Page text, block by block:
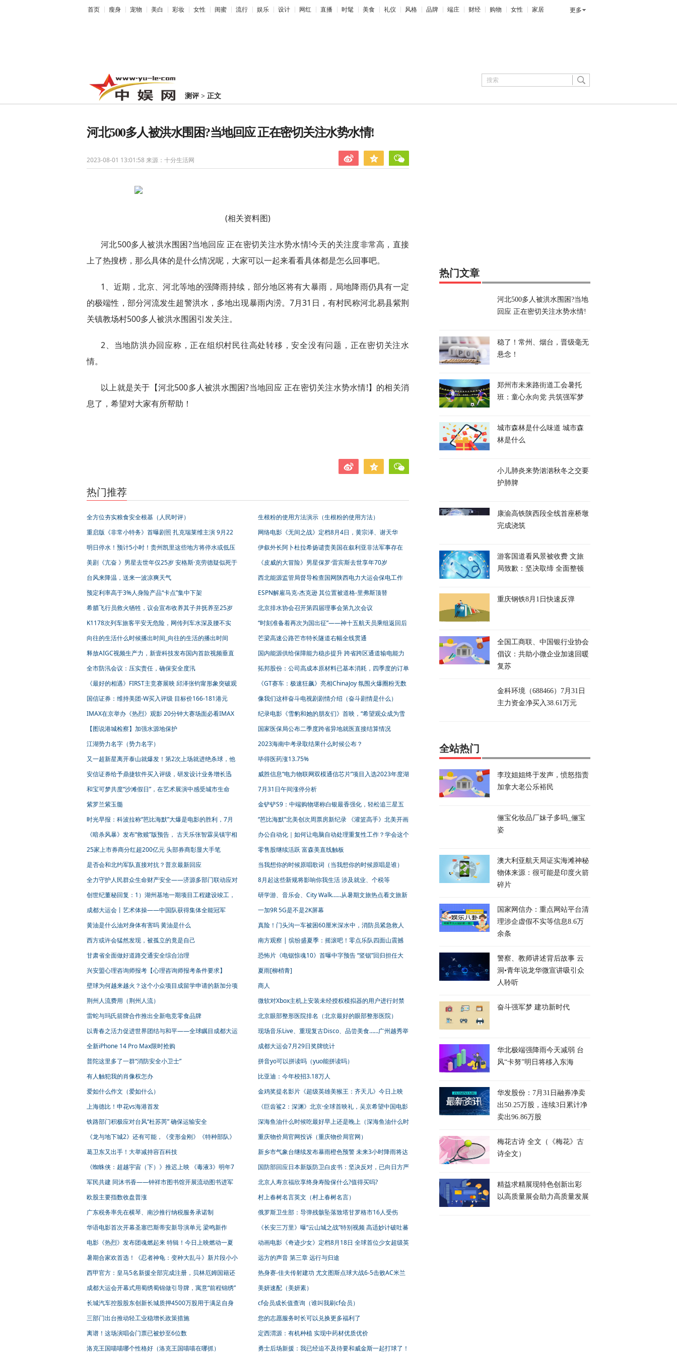
首页 瘦身 宠物 美白 彩妆 女性 闺蜜 流行 娱乐 设计 网红 直播 时髦 美食 礼仪 风格 品牌 端庄 财经 购物 女性 家居 更多
测评> 正文
河北500多人被洪水围困?当地回应 正在密切关注水势水情!
2023-08-01 13:01:58 来源：十分生活网
(相关资料图)
河北500多人被洪水围困?当地回应 正在密切关注水势水情!今天的关注度非常高，直接
上了热搜榜，那么具体的是什么情况呢，大家可以一起来看看具体都是怎么回事吧。
1、近期，北京、河北等地的强降雨持续，部分地区将有大暴雨，局地降雨仍具有一定
的极端性，部分河流发生超警洪水，多地出现暴雨内涝。7月31日，有村民称河北易县紫荆
关镇教场村500多人被洪水围困引发关注。
2、当地防洪办回应称，正在组织村民往高处转移，安全没有问题，正在密切关注水
情。
以上就是关于【河北500多人被洪水围困?当地回应 正在密切关注水势水情!】的相关消
息了，希望对大家有所帮助！
热门推荐
全方位夯实粮食安全根基（人民时评）
生根粉的使用方法演示（生根粉的使用方法）
重启版《非常小特务》首曝剧照 扎克瑞莱维主演 9月22
网络电影《无间之战》定档8月4日，黄宗泽、谢天华
明日停水！预计5小时！贵州凯里这些地方将停水或低压
伊叙外长阿卜杜拉希扬谴责美国在叙利亚非法军事存在
美剧《亢奋 》男星去世年仅25岁 安格斯·克劳德疑似死于
《皮威的大冒险》男星保罗·雷宾斯去世享年70岁
台风来降温，送来一波凉爽天气
西北能源监管局督导检查国网陕西电力大运会保电工作
预定利率高于3%人身险产品“卡点”集中下架
ESPN解雇马克-杰克逊 其位置被道格-里弗斯顶替
希腊飞行员救火牺牲，议会宣布收养其子并抚养至25岁
北京排水协会召开第四届理事会第九次会议
K1178次列车旅客平安无危险，网传列车水深及腰不实
“时刻准备着再次为国出征”——神十五航天员乘组返回后
向往的生活什么时候播出时间_向往的生活的播出时间
芒梁高速公路芒市特长隧道右幅全线贯通
释放AIGC视频生产力，新壹科技发布国内首款视频垂直
国内能源供给保障能力稳步提升 跨省跨区通道输电能力
全市防汛会议：压实责任，确保安全度汛
拓邦股份：公司高成本原材料已基本消耗，四季度的订单
《最好的相遇》FIRST主竞赛展映 邱泽张钧甯形象突破观
《GT赛车：极速狂飙》亮相ChinaJoy 氛围火爆圈粉无数
国信证券：维持美团-W买入评级 目标价166-181港元
像我们这样奋斗电视剧剧情介绍（奋斗剧情是什么）
IMAX在京举办《热烈》观影 20分钟大赛场面必看IMAX
纪录电影《雪豹和她的朋友们》首映，“希望观众成为雪
【图说港城检察】加强水源地保护
国家医保局公布二季度跨省异地就医直接结算情况
江湖势力名字（势力名字）
2023海南中考录取结果什么时候公布？
又一超新星离开泰山就爆发！第2次上场就进绝杀球，他
毕得医药涨13.75%
安信证券给予鼎捷软件买入评级，研发设计业务增长迅
威胜信息“电力物联网双模通信芯片”项目入选2023年度湖
和宝可梦共度“沙滩假日”，在艺术展演中感受城市生命
7月31日午间涨停分析
紫罗兰紫玉髓
金铲铲S9：中端购物堪称白银最香强化，轻松追三星五
时光早报：科波拉称“芭比海默”大爆是电影的胜利，7月
“芭比海默”北美创次周票房新纪录 《灌篮高手》北美开画
《暗杀风暴》发布“救赎”版预告， 古天乐张智霖吴镇宇相
办公自动化｜如何让电脑自动处理重复性工作？学会这个
25家上市券商分红超200亿元 头部券商彰显大手笔
零售股继续活跃 富森美直线触板
是否会和北约军队直接对抗？普京最新回应
当我想你的时候原唱歌词（当我想你的时候原唱是谁）
全力守护人民群众生命财产安全——济源多部门联动应对
8月起这些新规将影响你我生活 涉及就业、个税等
创世纪董秘回复：1）湖州基地一期项目工程建设竣工，
研学游、音乐会、City Walk……从暑期文旅热点看文旅新
成都大运会丨艺术体操——中国队获得集体全能冠军
一加9R 5G是不是2K屏幕
黄油是什么油对身体有害吗 黄油是什么
真险！门头沟一车被困60厘米深水中，消防员紧急救人
西方或许会猛然发现，被孤立的竟是自己
南方观察 | 缤纷盛夏季：摇滚吧！零点乐队四面山震撼
甘肃省全面做好道路交通安全综合治理
恐怖片《电锯惊魂10》首曝中字预告 “竖锯”回归担任大
兴安盟心理咨询师报考【心理咨询师报考条件要求】
夏雨[柳梢青]
壁球为何越来越火？这个小众项目成留学申请的新加分项
商人
荆州人流费用（荆州人流）
微软对Xbox主机上安装未经授权模拟器的用户进行封禁
雷蛇与玛氏箭牌合作推出全新电竞零食品牌
北京眼部整形医院排名（北京最好的眼部整形医院）
以青春之活力促进世界团结与和平——全球瞩目成都大运
现场音乐Live、重现复古Disco、品尝美食……广州越秀举
全新iPhone 14 Pro Max限时抢购
成都大运会7月29日奖牌统计
普陀这里多了一群“消防安全小卫士”
拼音yo可以拼读吗（yuo能拼读吗）
有人触犯我的肖像权怎办
比亚迪：今年校招3.18万人
爱如什么作文（爱如什么）
金鸡奖提名影片《超级英雄美猴王：齐天儿》今日上映
上海德比！申花vs海港首发
《巨齿鲨2：深渊》北京·全球首映礼，吴京希望中国电影
铁路部门积极应对台风“杜苏芮” 确保运输安全
深海鱼油什么时候吃最好早上还是晚上（深海鱼油什么时
《龙与地下城2》还有可能，《变形金刚》《特种部队》
重庆物价局官网投诉（重庆物价局官网）
葛卫东又出手！大举减持容百科技
新乡市气象台继续发布暴雨橙色预警 未来3小时降雨将达
《蜘蛛侠：超越宇宙（下）》推迟上映 《毒液3》明年7
国防部回应日本新版防卫白皮书：坚决反对，已向日方严
军民共建 同沐书香——钟祥市图书馆开展流动图书进军
北京人寿京福欣享终身寿险保什么?值得买吗?
欧股主要指数收盘普涨
村上春树名言英文（村上春树名言）
广东税务率先在横琴、南沙推行纳税服务承诺制
俄罗斯卫生部：导弹残骸坠落致塔甘罗格市16人受伤
华语电影首次开幕圣塞巴斯蒂安新导演单元 梁鸣新作
《长安三万里》曝“云山城之战”特别视频 高适妙计破吐蕃
电影《热烈》发布团魂燃起来 特辑！今日上映燃动一夏
动画电影《奇迹少女》定档8月18日 全球首位少女超级英
暑期合家欢首选！《忍者神龟：变种大乱斗》新片段小小
远方的声音 第三章 远行与归途
西甲官方：皇马5名新援全部完成注册，贝林厄姆国籍还
热身赛-佳夫传射建功 尤文图斯点球大战6-5击败AC米兰
成都大运会开幕式用蜀绣蜀锦做引导牌，寓意“前程锦绣”
美妍速配（美妍素）
长城汽车控股股东创新长城质押4500万股用于满足自身
cf会员成长值查询（谁叫我刷cf会员）
三部门出台推动轻工业稳增长政策措施
您的志愿服务时长可以兑换更多福利了
离谱！这场演唱会门票已被炒至6位数
定西渭源：有机种植 实现中药材优质优价
洛克王国喵喵哪个性格好（洛克王国喵喵在哪抓）
勇士后场新援：我已经迫不及待要和威金斯一起打球了！
热门文章
河北500多人被洪水围困?当地
回应 正在密切关注水势水情!
稳了！常州、烟台，晋级毫无
悬念！
郑州市未来路街道工会暑托
班：童心永向党 共筑强军梦
城市森林是什么味道 城市森
林是什么
小儿肺炎来势汹汹秋冬之交要
护肺脾
康渝高铁陕西段全线首座桥墩
完成浇筑
游客国道看风景被收费 文旅
局致歉：坚决取缔 全面整顿
重庆钢铁8月1日快速反弹
全国工商联、中国银行业协会
倡议：共助小微企业加速回暖
复苏
金科环境（688466）7月31日
主力资金净买入38.61万元
全站热门
李玟姐姐终于发声，愤怒指责
加拿大老公乐裕民
俪宝化妆品厂妹子多吗_俪宝
姿
澳大利亚航天局证实海滩神秘
物体来源：很可能是印度火箭
碎片
国家网信办：重点网站平台清
理涉企虚假不实等信息8.6万
余条
警察、教师讲述背后故事 云
洞•青年说龙华微宣讲吸引众
人聆听
奋斗强军梦 建功新时代
华北极端强降雨今天减弱 台
风“卡努”明日将移入东海
华发股份：7月31日融券净卖
出50.25万股，连续3日累计净
卖出96.86万股
梅花古诗 全文（《梅花》古
诗全文）
精益求精展现特色创新出彩
以高质量展会助力高质量发展